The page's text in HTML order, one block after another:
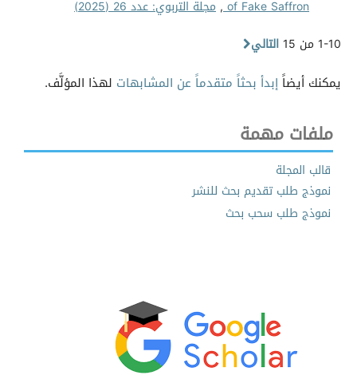
of Fake Saffron
, مجلة التربوي: عدد 26 (2025)
1-10 من 15
التالي
يمكنك أيضاًإبدأ بحثاً متقدماً عن المشابهات لهذا المؤلَّف.
ملفات مهمة
قالب المجلة
نموذج طلب تقديم بحث للنشر
نموذج طلب سحب بحث